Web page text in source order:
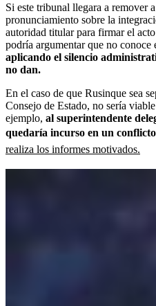
Si este tribunal llegara a remover
pronunciamiento sobre la
autoridad titular para firmar el
podría argumentar que no conoce
aplicando el silencio
no dan.
En el caso de que Rusinque sea
Consejo de Estado, no sería
ejemplo, al superintendente
quedaría incurso en un
realiza los informes motivados.